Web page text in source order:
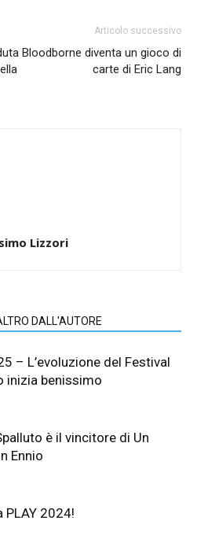
Articolo successivo
Bloodborne diventa un gioco di
carte di Eric Lang
Lizzori
DALL'AUTORE
– L’evoluzione del Festival
inizia benissimo
è il vincitore di Un
Ennio
PLAY 2024!